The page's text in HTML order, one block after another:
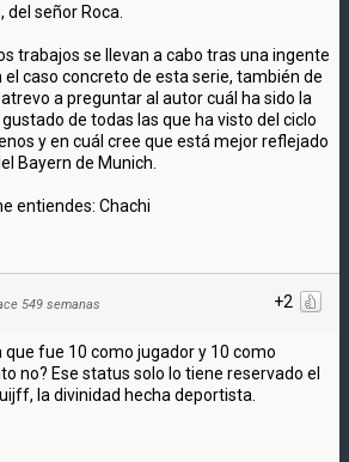
señor Roca.
trabajos se llevan a cabo tras una ingente
caso concreto de esta serie, también de
a preguntar al autor cuál ha sido la
de todas las que ha visto del ciclo
y en cuál cree que está mejor reflejado
Bayern de Munich.
entiendes: Chachi
+2
549 semanas
que fue 10 como jugador y 10 como
no? Ese status solo lo tiene reservado el
la divinidad hecha deportista.